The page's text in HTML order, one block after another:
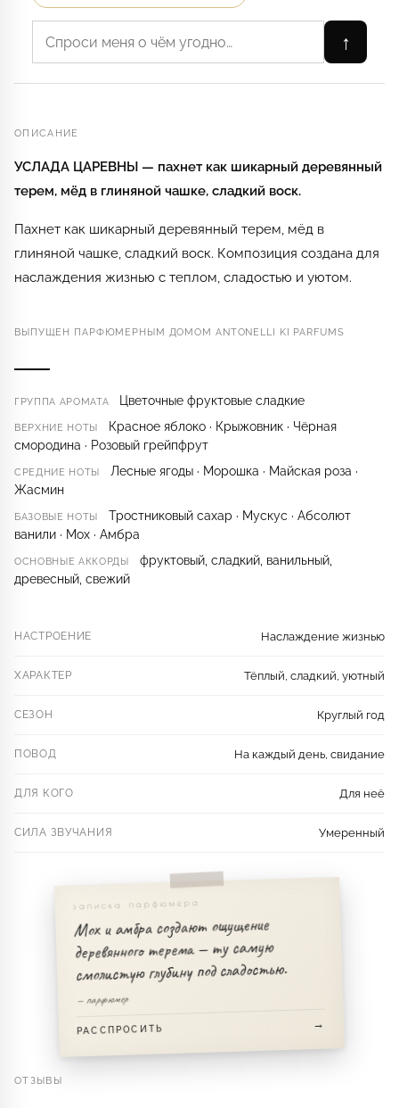
↑
ОПИСАНИЕ
УСЛАДА ЦАРЕВНЫ — пахнет как шикарный деревянный
терем, мёд в глиняной чашке, сладкий воск.
Пахнет как шикарный деревянный терем, мёд в
глиняной чашке, сладкий воск. Композиция создана для
наслаждения жизнью с теплом, сладостью и уютом.
ВЫПУЩЕН ПАРФЮМЕРНЫМ ДОМОМ ANTONELLI KI PARFUMS
ГРУППА АРОМАТА Цветочные фруктовые сладкие
ВЕРХНИЕ НОТЫ
Красное яблоко · Крыжовник · Чёрная
смородина · Розовый грейпфрут
СРЕДНИЕ НОТЫ
Лесные ягоды · Морошка · Майская роза ·
Жасмин
БАЗОВЫЕ НОТЫ
Тростниковый сахар · Мускус · Абсолют
ванили · Мох · Амбра
ОСНОВНЫЕ АККОРДЫ
фруктовый, сладкий, ванильный,
древесный, свежий
НАСТРОЕНИЕ Наслаждение жизнью
ХАРАКТЕР Тёплый, сладкий, уютный
СЕЗОН Круглый год
ПОВОД На каждый день, свидание
ДЛЯ КОГО Для неё
СИЛА ЗВУЧАНИЯ Умеренный
записка парфюмера
Мох и амбра создают ощущение
деревянного терема — ту самую
смолистую глубину под сладостью.
— парфюмер
РАССПРОСИТЬ
ОТЗЫВЫ